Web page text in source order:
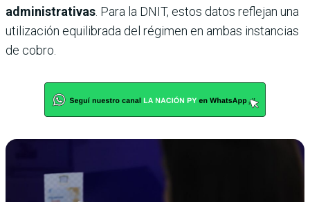
administrativas . Para la DNIT, estos datos reflejan una
utilización equilibrada del régimen en ambas instancias
de cobro.